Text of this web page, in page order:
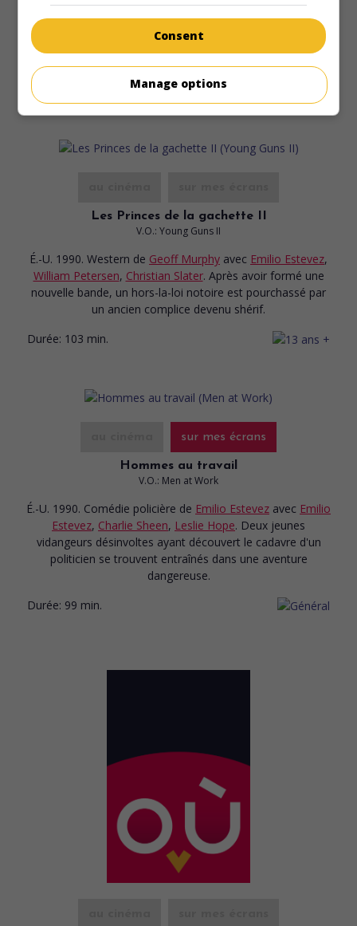
É.-U. 1992. Comédiede Stephen Herek avec Emilio Estevez
Joss Ackland
. Coupable d'avoir conduit en état
d'ébriété, un jeune avocat dynamique est condamné par la
Durée:
Les Princes de la gachette II
V.O.: Young Guns II
É.-U. 1990. Western de Geoff Murphy avec Emilio Estevez,
William Petersen, Christian Slater. Après avoir formé une
nouvelle bande, un hors-la-loi notoire est pourchassé par
un ancien complice devenu shérif.
Durée: 103 min.
sur mes écrans
Hommes au travail
V.O.: Men at Work
É.-U. 1990. Comédie policière de Emilio Estevez avec Emilio
Estevez, Charlie Sheen, Leslie Hope. Deux jeunes
vidangeurs désinvoltes ayant découvert le cadavre d'un
politicien se trouvent entraînés dans une aventure
dangereuse.
Durée: 99 min.
Consent
Manage options